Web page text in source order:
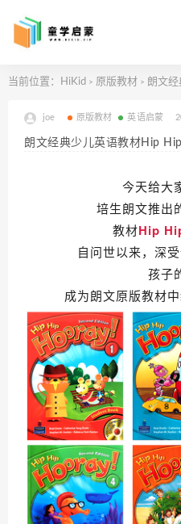
当前位置： HiKid > 原版教材 > 朗文
joe 原版教材 英语启蒙
朗文经典少儿英语教材Hip
今天给大
培生朗文推出
教材Hip
自问世以来，深
孩子
成为朗文原版教材